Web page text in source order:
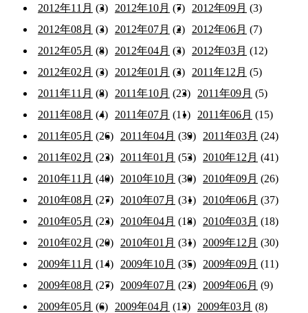
2012年11月 (3) 2012年10月 (7) 2012年09月 (3)
2012年08月 (3) 2012年07月 (2) 2012年06月 (7)
2012年05月 (8) 2012年04月 (3) 2012年03月 (12)
2012年02月 (3) 2012年01月 (3) 2011年12月 (5)
2011年11月 (8) 2011年10月 (23) 2011年09月 (5)
2011年08月 (4) 2011年07月 (11) 2011年06月 (15)
2011年05月 (26) 2011年04月 (39) 2011年03月 (24)
2011年02月 (23) 2011年01月 (53) 2010年12月 (41)
2010年11月 (40) 2010年10月 (30) 2010年09月 (26)
2010年08月 (27) 2010年07月 (31) 2010年06月 (37)
2010年05月 (23) 2010年04月 (18) 2010年03月 (18)
2010年02月 (20) 2010年01月 (31) 2009年12月 (30)
2009年11月 (14) 2009年10月 (35) 2009年09月 (11)
2009年08月 (27) 2009年07月 (23) 2009年06月 (9)
2009年05月 (6) 2009年04月 (13) 2009年03月 (8)